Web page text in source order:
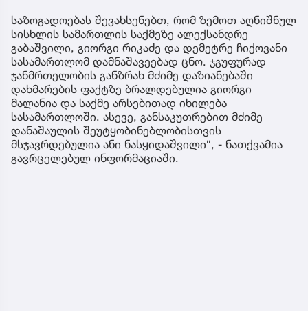
საზოგადოებას შევახსენებთ, რომ ზემოთ აღნიშნულ
სისხლის სამართლის საქმეზე ალექსანდრე
გაბაშვილი, გიორგი რიკაძე და დემეტრე ჩიქოვანი
სასამართლომ დამნაშავეებად ცნო. ჯგუფურად
ჯანმრთელობის განზრახ მძიმე დაზიანებაში
დახმარების ფაქტზე ბრალდებულია გიორგი
მალანია და საქმე არსებითად იხილება
სასამართლოში. ასევე, განსაკუთრებით მძიმე
დანაშაულის შეუტყობინებლობისთვის
მსჯავრდებულია ანი ნასყიდაშვილი“, - ნათქვამია
გავრცელებულ ინფორმაციაში.